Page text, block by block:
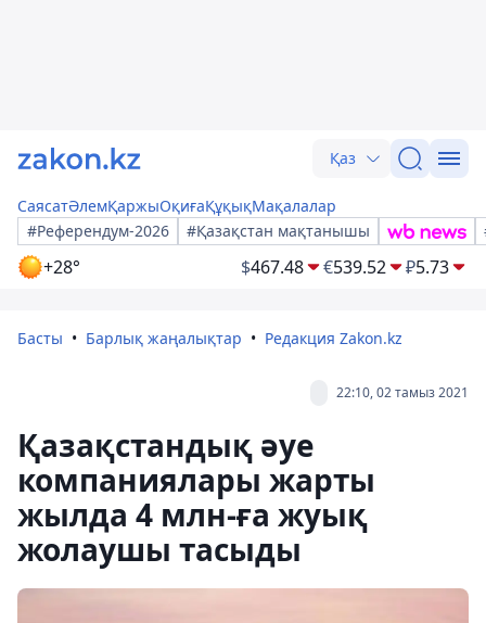
Қаз
СаясатӘлемҚаржыОқиғаҚұқықМақалалар
#Референдум-2026
#Қазақстан мақтанышы
+28° $467.48 €539.52 ₽5.73
Басты Барлық жаңалықтар Редакция Zakon.kz
22:10, 02 тамыз 2021
Қазақстандық әуе
компаниялары жарты
жылда 4 млн-ға жуық
жолаушы тасыды